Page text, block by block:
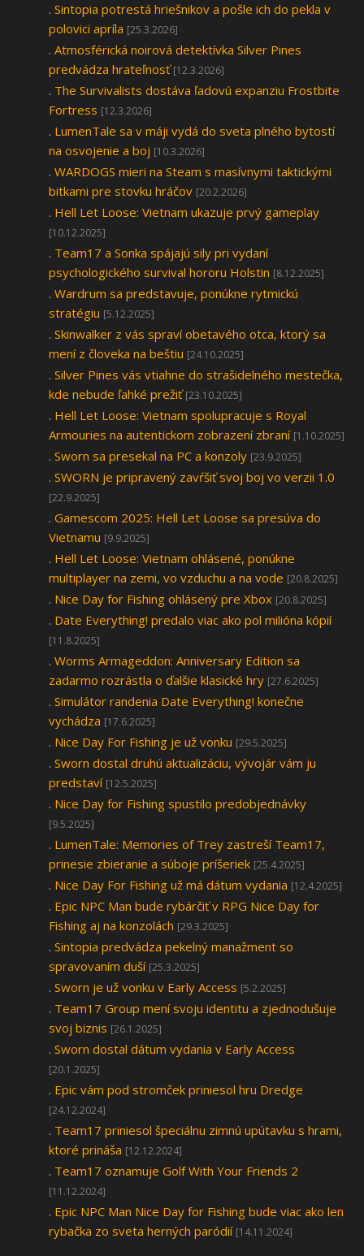
. Sintopia potrestá hriešnikov a pošle ich do pekla v
polovici apríla [25.3.2026]
. Atmosférická noirová detektívka Silver Pines
predvádza hrateľnosť [12.3.2026]
. The Survivalists dostáva ľadovú expanziu Frostbite
Fortress [12.3.2026]
. LumenTale sa v máji vydá do sveta plného bytostí
na osvojenie a boj [10.3.2026]
. WARDOGS mieri na Steam s masívnymi taktickými
bitkami pre stovku hráčov [20.2.2026]
. Hell Let Loose: Vietnam ukazuje prvý gameplay
[10.12.2025]
. Team17 a Sonka spájajú sily pri vydaní
psychologického survival hororu Holstin [8.12.2025]
. Wardrum sa predstavuje, ponúkne rytmickú
stratégiu [5.12.2025]
. Skinwalker z vás spraví obetavého otca, ktorý sa
mení z človeka na beštiu [24.10.2025]
. Silver Pines vás vtiahne do strašidelného mestečka,
kde nebude ľahké prežiť [23.10.2025]
. Hell Let Loose: Vietnam spolupracuje s Royal
Armouries na autentickom zobrazení zbraní [1.10.2025]
. Sworn sa presekal na PC a konzoly [23.9.2025]
. SWORN je pripravený zavŕšiť svoj boj vo verzii 1.0
[22.9.2025]
. Gamescom 2025: Hell Let Loose sa presúva do
Vietnamu [9.9.2025]
. Hell Let Loose: Vietnam ohlásené, ponúkne
multiplayer na zemi, vo vzduchu a na vode [20.8.2025]
. Nice Day for Fishing ohlásený pre Xbox [20.8.2025]
. Date Everything! predalo viac ako pol milióna kópií
[11.8.2025]
. Worms Armageddon: Anniversary Edition sa
zadarmo rozrástla o ďalšie klasické hry [27.6.2025]
. Simulátor randenia Date Everything! konečne
vychádza [17.6.2025]
. Nice Day For Fishing je už vonku [29.5.2025]
. Sworn dostal druhú aktualizáciu, vývojár vám ju
predstaví [12.5.2025]
. Nice Day for Fishing spustilo predobjednávky
[9.5.2025]
. LumenTale: Memories of Trey zastreší Team17,
prinesie zbieranie a súboje príšeriek [25.4.2025]
. Nice Day For Fishing už má dátum vydania [12.4.2025]
. Epic NPC Man bude rybárčiť v RPG Nice Day for
Fishing aj na konzolách [29.3.2025]
. Sintopia predvádza pekelný manažment so
spravovaním duší [25.3.2025]
. Sworn je už vonku v Early Access [5.2.2025]
. Team17 Group mení svoju identitu a zjednodušuje
svoj biznis [26.1.2025]
. Sworn dostal dátum vydania v Early Access
[20.1.2025]
. Epic vám pod stromček priniesol hru Dredge
[24.12.2024]
. Team17 priniesol špeciálnu zimnú upútavku s hrami,
ktoré prináša [12.12.2024]
. Team17 oznamuje Golf With Your Friends 2
[11.12.2024]
. Epic NPC Man Nice Day for Fishing bude viac ako len
rybačka zo sveta herných paródií [14.11.2024]